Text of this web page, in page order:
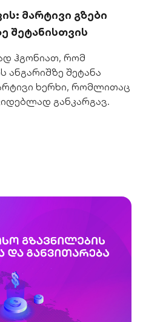
მარტივი გზები
შეტანისთვის
ჰგონიათ, რომ
შეტანა
ხერხი, რომლითაც
განკარგავ.